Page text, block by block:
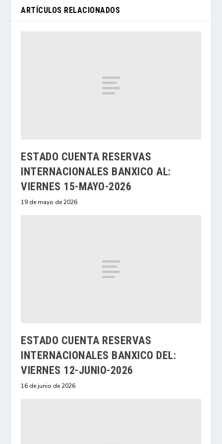
ARTÍCULOS RELACIONADOS
ESTADO CUENTA RESERVAS
INTERNACIONALES BANXICO AL:
VIERNES 15-MAYO-2026
19 de mayo de 2026
ESTADO CUENTA RESERVAS
INTERNACIONALES BANXICO DEL:
VIERNES 12-JUNIO-2026
16 de junio de 2026